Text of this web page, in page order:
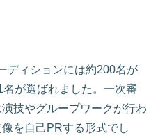
ディションには約200名が
が選ばれました。一次審
技やグループワークが行わ
を自己PRする形式でし